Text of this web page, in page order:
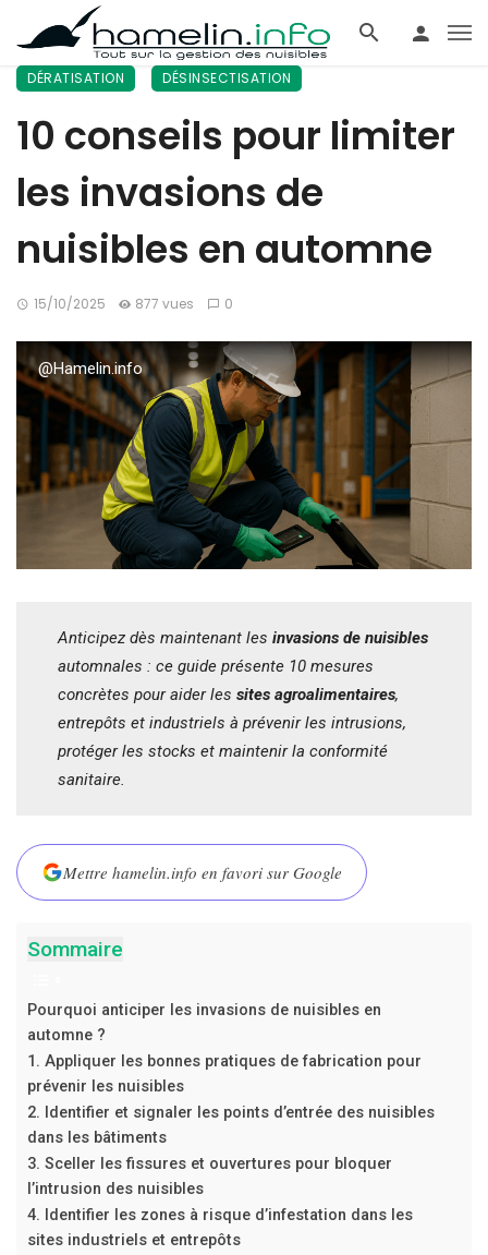
DÉRATISATION DÉSINSECTISATION
10 conseils pour limiter
les invasions de
nuisibles en automne
15/10/2025 877 vues 0
@Hamelin.info
Anticipez dès maintenant les invasions de nuisibles
automnales : ce guide présente 10 mesures
concrètes pour aider les sites agroalimentaires,
entrepôts et industriels à prévenir les intrusions,
protéger les stocks et maintenir la conformité
sanitaire.
Mettre hamelin.info en favori sur Google
Sommaire
Pourquoi anticiper les invasions de nuisibles en
automne ?
1. Appliquer les bonnes pratiques de fabrication pour
prévenir les nuisibles
2. Identifier et signaler les points d’entrée des nuisibles
dans les bâtiments
3. Sceller les fissures et ouvertures pour bloquer
l’intrusion des nuisibles
4. Identifier les zones à risque d’infestation dans les
sites industriels et entrepôts